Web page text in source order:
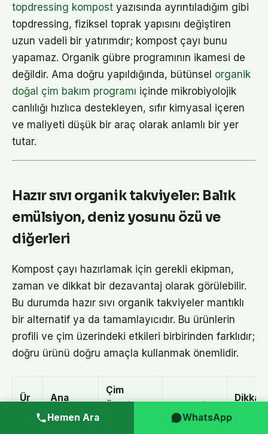
topdressing kompost yazısında ayrıntıladığım gibi
topdressing, fiziksel toprak yapısını değiştiren
uzun vadeli bir yatırımdır; kompost çayı bunu
yapamaz. Organik gübre programının ikamesi de
değildir. Ama doğru yapıldığında, bütünsel organik
doğal çim bakım programı içinde mikrobiyolojik
canlılığı hızlıca destekleyen, sıfır kimyasal içeren
ve maliyeti düşük bir araç olarak anlamlı bir yer
tutar.
Hazır sıvı organik takviyeler: Balık
emülsiyon, deniz yosunu özü ve
diğerleri
Kompost çayı hazırlamak için gerekli ekipman,
zaman ve dikkat bir dezavantaj olarak görülebilir.
Bu durumda hazır sıvı organik takviyeler mantıklı
bir alternatif ya da tamamlayıcıdır. Bu ürünlerin
profili ve çim üzerindeki etkileri birbirinden farklıdır;
doğru ürünü doğru amaçla kullanmak önemlidir.
Ür
Ana
Bileşen
Çim
Üzerindek
Avantaj
Dikkat
Hemen Ara WhatsApp